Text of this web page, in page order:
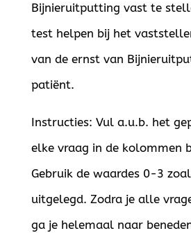
Bijnieruitputting vast te
test helpen bij het
van de ernst van
patiënt.
Instructies: Vul a.u.b. het
elke vraag in de kolommen
Gebruik de waardes 0-3
uitgelegd. Zodra je alle
ga je helemaal naar